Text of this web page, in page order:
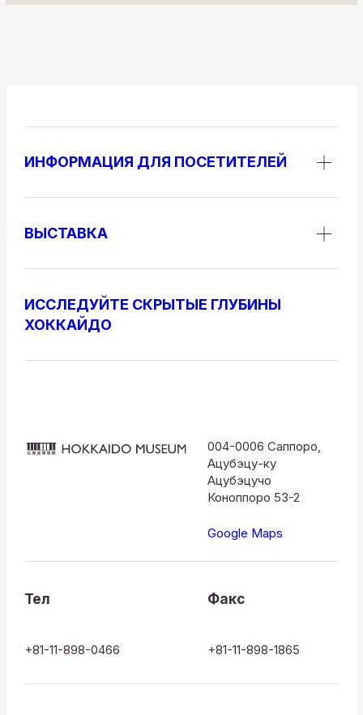
ИНФОРМАЦИЯ ДЛЯ ПОСЕТИТЕЛЕЙ
ВЫСТАВКА
ИССЛЕДУЙТЕ СКРЫТЫЕ ГЛУБИНЫ
ХОККАЙДО
HOKKAIDO
004-0006 Саппоро,
Ацубэцу-ку
Ацубэцучо
Коноппоро 53-2
Google Maps
Тел
+81-11-898-0466
Факс
+81-11-898-1865